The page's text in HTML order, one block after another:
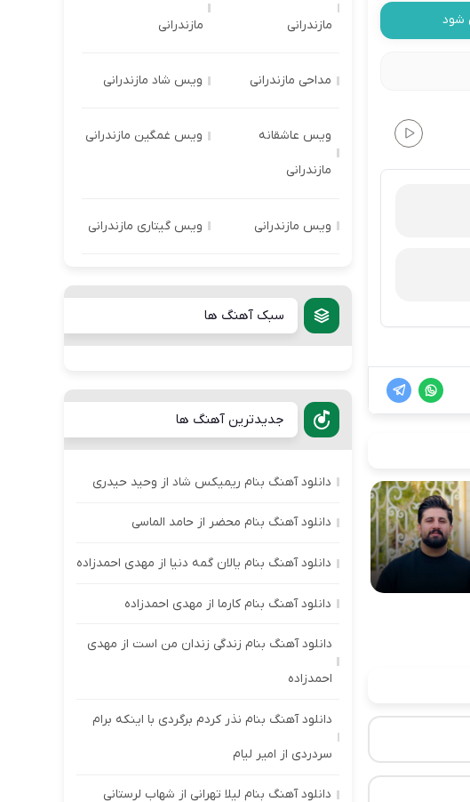
شود مازندرانی مازندرانی
مداحی مازندرانی ویس شاد مازندرانی
ویس عاشقانه
مازندرانی
ویس غمگین مازندرانی
ویس مازندرانی ویس گیتاری مازندرانی
سبک آهنگ ها
جدیدترین آهنگ ها
دانلود آهنگ بنام ریمیکس شاد از وحید حیدری
دانلود آهنگ بنام محضر از حامد الماسی
دانلود آهنگ بنام یالان گمه دنیا از مهدی احمدزاده
دانلود آهنگ بنام کارما از مهدی احمدزاده
دانلود آهنگ بنام زندگی زندان من است از مهدی
احمدزاده
دانلود آهنگ بنام نذر کردم برگردی با اینکه برام
سردردی از امیر لیام
دانلود آهنگ بنام لیلا تهرانی از شهاب لرستانی